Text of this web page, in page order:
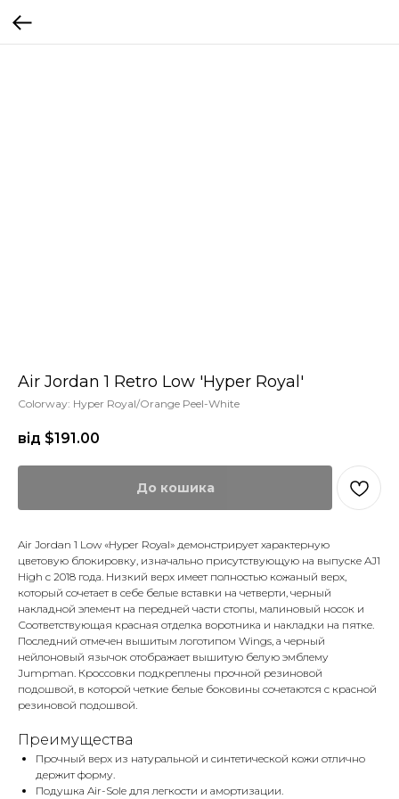
Air Jordan 1 Retro Low 'Hyper Royal'
Colorway: Hyper Royal/Orange Peel-White
від $191.00
До кошика
Air Jordan 1 Low «Hyper Royal» демонстрирует характерную
цветовую блокировку, изначально присутствующую на выпуске AJ1
High с 2018 года. Низкий верх имеет полностью кожаный верх,
который сочетает в себе белые вставки на четверти, черный
накладной элемент на передней части стопы, малиновый носок и
Соответствующая красная отделка воротника и накладки на пятке.
Последний отмечен вышитым логотипом Wings, а черный
нейлоновый язычок отображает вышитую белую эмблему
Jumpman. Кроссовки подкреплены прочной резиновой
подошвой, в которой четкие белые боковины сочетаются с красной
резиновой подошвой.
Преимущества
Прочный верх из натуральной и синтетической кожи отлично
держит форму.
Подушка Air-Sole для легкости и амортизации.